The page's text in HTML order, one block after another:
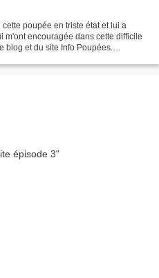
poupée en triste état et lui a
m'ont encouragée dans cette difficile
blog et du site Info Poupées.